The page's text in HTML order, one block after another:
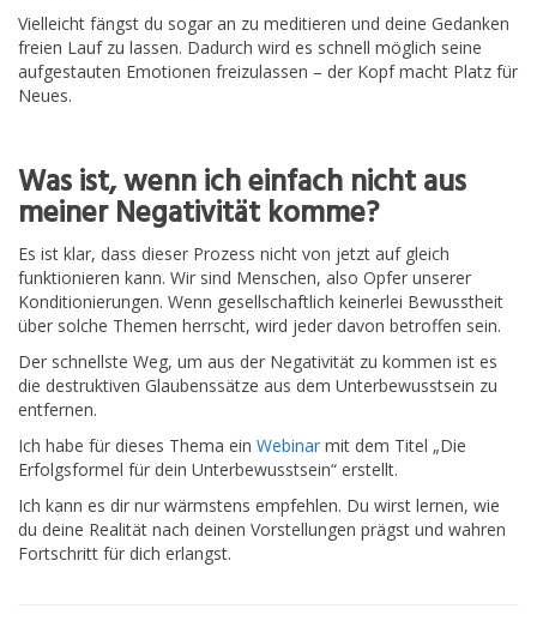
Vielleicht fängst du sogar an zu meditieren und deine Gedanken
freien Lauf zu lassen. Dadurch wird es schnell möglich seine
aufgestauten Emotionen freizulassen – der Kopf macht Platz für
Neues.
Was ist, wenn ich einfach nicht aus
meiner Negativität komme?
Es ist klar, dass dieser Prozess nicht von jetzt auf gleich
funktionieren kann. Wir sind Menschen, also Opfer unserer
Konditionierungen. Wenn gesellschaftlich keinerlei Bewusstheit
über solche Themen herrscht, wird jeder davon betroffen sein.
Der schnellste Weg, um aus der Negativität zu kommen ist es
die destruktiven Glaubenssätze aus dem Unterbewusstsein zu
entfernen.
Ich habe für dieses Thema ein Webinar mit dem Titel „Die
Erfolgsformel für dein Unterbewusstsein“ erstellt.
Ich kann es dir nur wärmstens empfehlen. Du wirst lernen, wie
du deine Realität nach deinen Vorstellungen prägst und wahren
Fortschritt für dich erlangst.